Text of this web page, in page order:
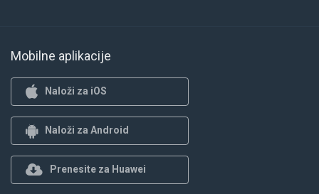
Mobilne aplikacije
Naloži za iOS
Naloži za Android
Prenesite za Huawei